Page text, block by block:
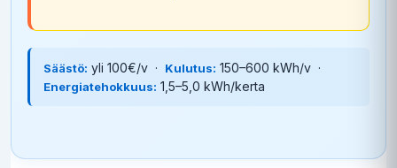
Säästö: yli 100€/v · Kulutus: 150–600 kWh/v ·
Energiatehokkuus: 1,5–5,0 kWh/kerta